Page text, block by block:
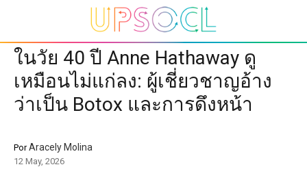
ในวัย 40 ปี Anne Hathaway ดู
เหมือนไม่แก่ลง: ผู้เชี่ยวชาญอ้าง
ว่าเป็น Botox และการดึงหน้า
PorAracely Molina
12 May, 2026